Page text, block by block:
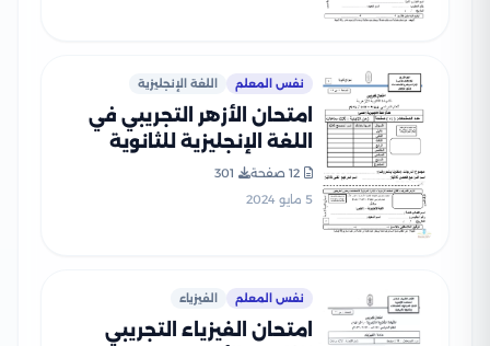
نفس المعلم اللغة الإنجليزية
امتحان الأزهر التجريبي في
اللغة الإنجليزية للثانوية
الأزهرية القسم العلمي 2024
12 صفحة
301
5 مايو 2024
نفس المعلم الفيزياء
امتحان الفيزياء التجريبي